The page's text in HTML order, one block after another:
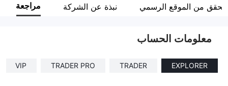
اسم الشركة
من الموقع الرسمي نبذة عن الشركة مراجعة
معلومات الحساب
EXPLORER
TRADER
TRADER PRO
VIP